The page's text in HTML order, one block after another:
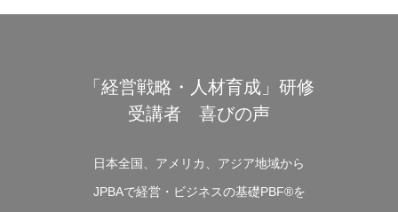
「経営戦略・人材育成」研修
受講者 喜びの声
日本全国、アメリカ、アジア地域から
JPBAで経営・ビジネスの基礎PBF®を